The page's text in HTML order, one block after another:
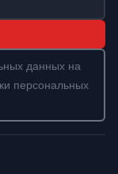
данных на
персональных